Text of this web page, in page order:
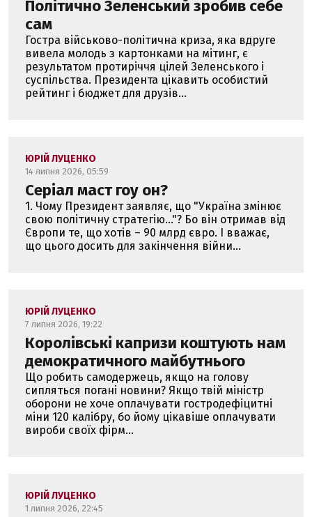
Політично Зеленський зробив себе
сам
Гостра військово-політична криза, яка вдруге
вивела молодь з картонками на мітинг, є
результатом протиріччя цілей Зеленського і
суспільства. Президента цікавить особистий
рейтинг і бюджет для друзів...
ЮРІЙ ЛУЦЕНКО
14 липня 2026, 05:59
Серіал маст гоу он?
1. Чому Президент заявляє, що "Україна змінює
свою політичну стратегію..."? Бо він отримав від
Європи те, що хотів – 90 млрд євро. І вважає,
що цього досить для закінчення війни...
ЮРІЙ ЛУЦЕНКО
7 липня 2026, 19:22
Королівські капризи коштують нам
демократичного майбутнього
Що робить самодержець, якщо на голову
сипляться погані новини? Якщо твій міністр
оборони не хоче оплачувати гостродефіцитні
міни 120 калібру, бо йому цікавіше оплачувати
вироби своїх фірм...
ЮРІЙ ЛУЦЕНКО
1 липня 2026, 22:45